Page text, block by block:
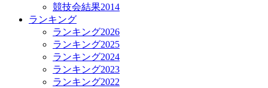
競技会結果2014
ランキング
ランキング2026
ランキング2025
ランキング2024
ランキング2023
ランキング2022